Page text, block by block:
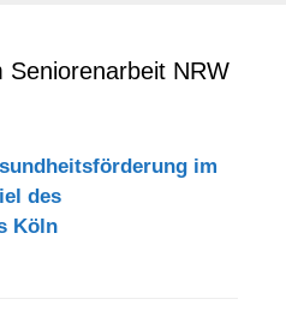
Seniorenarbeit NRW
im
des
Köln